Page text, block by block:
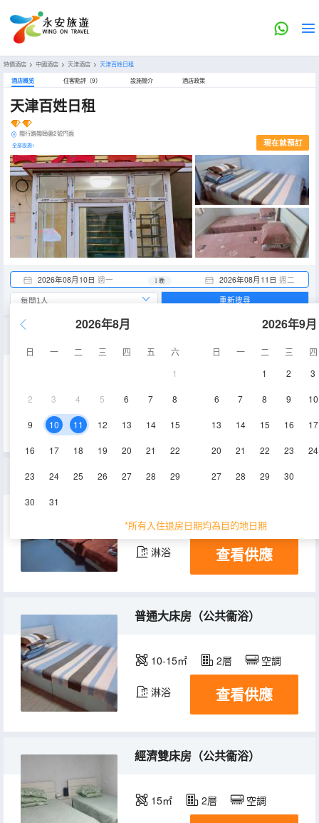
特價酒店 > 中國酒店 > 天津酒店 > 天津百姓日租
酒店概览 住客點評（9） 設施簡介 酒店政策
天津百姓日租
閩行路閩頤裏2號門面
全部設施> 現在就預訂
2026年08月10日 週一 2026年08月11日 週二
1 晚
2026年8月
日 一 二 三 四 五
六
1
2 3 4 5 6 7 8
9 10 11 12 13 14 15
16 17 18 19 20 21 22
23 24 25 26 27 28 29
30 31
2026年9月
日 一 二 三
四
1
2 3
6 7 8 9 10
13 14 15 16 17
20 21 22 23 24
27 28 29 30
*所有入住退房日期均為目的地日期
重新搜尋
22-30㎡ 空調
五人間（公共衞浴）
31-40㎡ 2層 空調
淋浴 查看供應
普通大床房（公共衞浴）
10-15㎡ 2層 空調
淋浴 查看供應
經濟雙床房（公共衞浴）
15㎡ 2層 空調